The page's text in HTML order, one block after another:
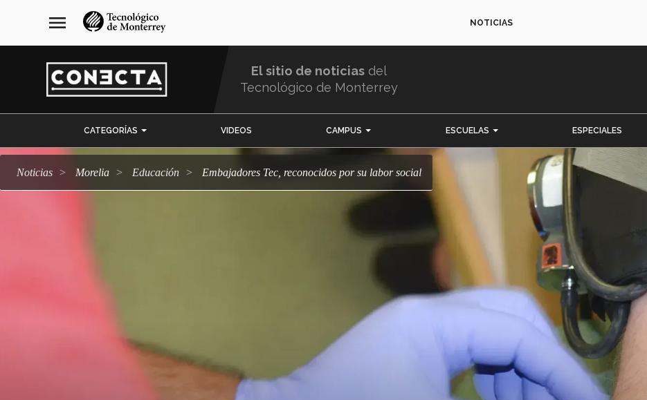
navegación
principal
menu NOTICIAS
El sitio de noticias del
Tecnológico de Monterrey
CATEGORÍAS VIDEOS CAMPUS ESCUELAS ESPECIALES
Noticias Morelia Educación Embajadores Tec, reconocidos por su labor social